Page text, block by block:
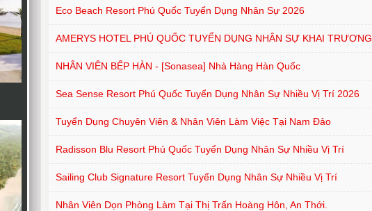
Eco Beach Resort Phú Quốc Tuyển Dụng Nhân Sự 2026
AMERYS HOTEL PHÚ QUỐC TUYỂN DỤNG NHÂN SỰ KHAI TRƯƠNG
NHÂN VIÊN BẾP HÀN - [Sonasea] Nhà Hàng Hàn Quốc
Sea Sense Resort Phú Quốc Tuyển Dụng Nhân Sự Nhiều Vị Trí 2026
Tuyển Dụng Chuyên Viên & Nhân Viên Làm Việc Tại Nam Đảo
Radisson Blu Resort Phú Quốc Tuyển Dụng Nhân Sự Nhiều Vị Trí
Sailing Club Signature Resort Tuyển Dụng Nhân Sự Nhiều Vị Trí
Nhân Viên Dọn Phòng Làm Tại Thị Trấn Hoàng Hôn, An Thới.